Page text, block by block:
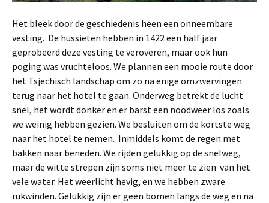
Het bleek door de geschiedenis heen een onneembare
vesting. De hussieten hebben in 1422 een half jaar
geprobeerd deze vesting te veroveren, maar ook hun
poging was vruchteloos. We plannen een mooie route door
het Tsjechisch landschap om zo na enige omzwervingen
terug naar het hotel te gaan. Onderweg betrekt de lucht
snel, het wordt donker en er barst een noodweer los zoals
we weinig hebben gezien. We besluiten om de kortste weg
naar het hotel te nemen. Inmiddels komt de regen met
bakken naar beneden. We rijden gelukkig op de snelweg,
maar de witte strepen zijn soms niet meer te zien van het
vele water. Het weerlicht hevig, en we hebben zware
rukwinden. Gelukkig zijn er geen bomen langs de weg en na